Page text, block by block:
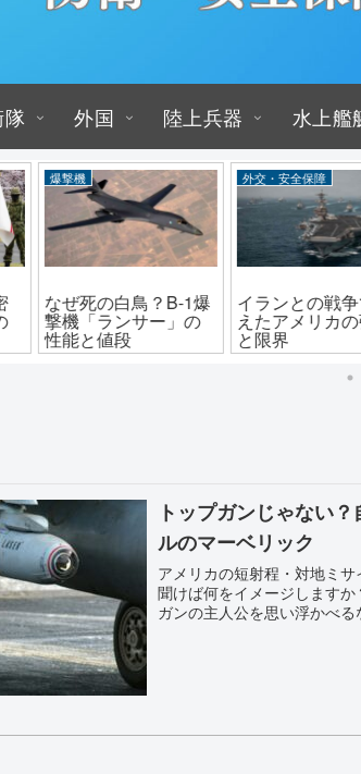
隊 外国 陸上兵器 水上艦
外交・安全保障
イランとの戦争で見
えたアメリカの強さ
と限界
海上自衛隊
しらね型との違い
は？「はるな型」護
衛艦が果たした役目
トップガンじゃない
ルのマーベリック
アメリカの短射程・対地ミ
聞けば何をイメージします
ガンの主人公を思い浮かべ